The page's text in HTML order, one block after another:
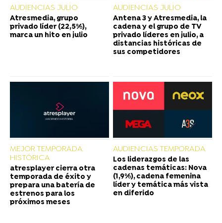
AUDIENCIAS JULIO
Atresmedia, grupo
privado líder (22,5%),
marca un hito en julio
AUDIENCIAS JULIO
Antena 3 y Atresmedia, la
cadena y el grupo de TV
privado líderes en julio, a
distancias históricas de
sus competidores
MEJOR TEMPORADA
HISTÓRICA
atresplayer cierra otra
temporada de éxito y
prepara una batería de
estrenos para los
próximos meses
AUDIENCIAS TEMPORADA
Los liderazgos de las
cadenas temáticas: Nova
(1,9%), cadena femenina
líder y temática más vista
en diferido